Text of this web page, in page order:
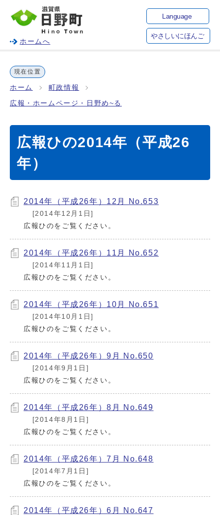
ホームへ
Language
やさしいにほんご
現在位置
ホーム 町政情報
広報・ホームページ・日野め~る
広報ひの2014年（平成26
年）
2014年（平成26年）12月 No.653
[2014年12月1日]
広報ひのをご覧ください。
2014年（平成26年）11月 No.652
[2014年11月1日]
広報ひのをご覧ください。
2014年（平成26年）10月 No.651
[2014年10月1日]
広報ひのをご覧ください。
2014年（平成26年）9月 No.650
[2014年9月1日]
広報ひのをご覧ください。
2014年（平成26年）8月 No.649
[2014年8月1日]
広報ひのをご覧ください。
2014年（平成26年）7月 No.648
[2014年7月1日]
広報ひのをご覧ください。
2014年（平成26年）6月 No.647